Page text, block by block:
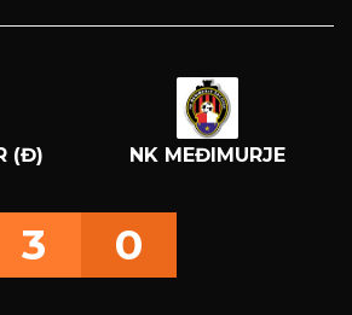
(Đ) NK MEĐIMURJE
3 0